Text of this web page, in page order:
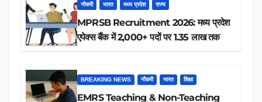
नौकरी भारत मध्य प्रदेश राज्य
MPRSB Recruitment 2026: मध्य प्रदेश
एपेक्स बैंक में 2,000+ पदों पर 1.35 लाख तक
BREAKING NEWS नौकरी भारत शिक्षा
EMRS Teaching & Non-Teaching